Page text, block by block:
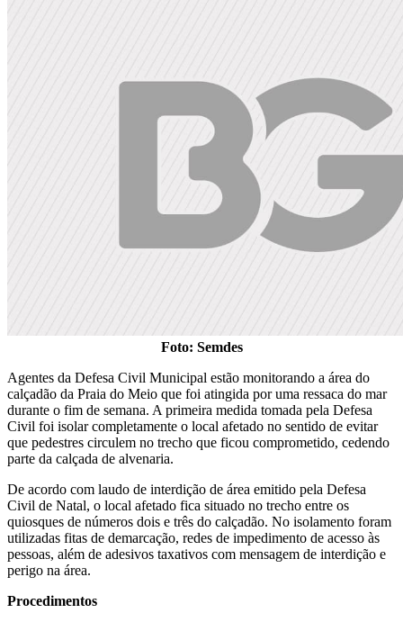
Foto: Semdes
Agentes da Defesa Civil Municipal estão monitorando a área do
calçadão da Praia do Meio que foi atingida por uma ressaca do mar
durante o fim de semana. A primeira medida tomada pela Defesa
Civil foi isolar completamente o local afetado no sentido de evitar
que pedestres circulem no trecho que ficou comprometido, cedendo
parte da calçada de alvenaria.
De acordo com laudo de interdição de área emitido pela Defesa
Civil de Natal, o local afetado fica situado no trecho entre os
quiosques de números dois e três do calçadão. No isolamento foram
utilizadas fitas de demarcação, redes de impedimento de acesso às
pessoas, além de adesivos taxativos com mensagem de interdição e
perigo na área.
Procedimentos